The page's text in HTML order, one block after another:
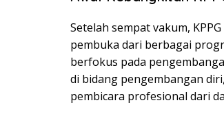
Setelah sempat vakum,
pembuka dari berbagai
berfokus pada
di bidang pengembangan
pembicara profesional dari